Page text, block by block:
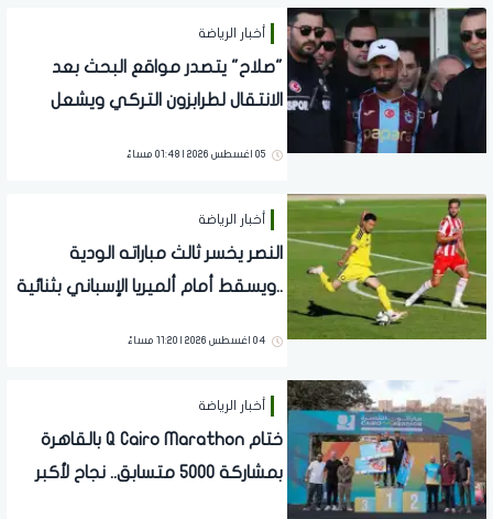
أخبار الرياضة
"صلاح" يتصدر مواقع البحث بعد
الانتقال لطرابزون التركي ويشعل
05 اغسطس 2026 | 01:48 مساءً
أخبار الرياضة
النصر يخسر ثالث مباراته الودية
..ويسقط أمام ألميريا الإسباني بثنائية
04 اغسطس 2026 | 11:20 مساءً
أخبار الرياضة
ختام Q Cairo Marathon بالقاهرة
بمشاركة 5000 متسابق.. نجاح لأكبر